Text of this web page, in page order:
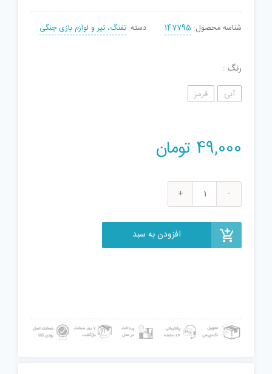
شناسه محصول: 147795 دسته: تفنگ، تیر و لوازم بازی جنگی
رنگ
آبی قرمز
49,000 تومان
تفنگ
افزودن به سبد